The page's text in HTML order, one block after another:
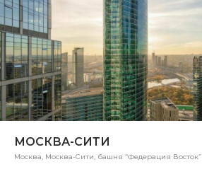
МОСКВА-СИТИ
Москва, Москва-Сити, башня “Федерация Восток”